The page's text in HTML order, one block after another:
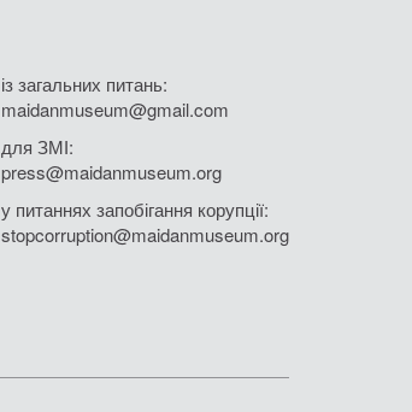
із загальних питань:
maidanmuseum@gmail.com
для ЗМІ:
press@maidanmuseum.org
у питаннях запобігання корупції:
stopcorruption@maidanmuseum.org